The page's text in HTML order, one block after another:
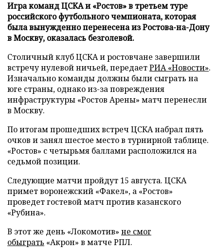
Игра команд ЦСКА и «Ростов» в третьем туре
российского футбольного чемпионата, которая
была вынужденно перенесена из Ростова-на-Дону
в Москву, оказалась безголевой.
Столичный клуб ЦСКА и ростовчане завершили
встречу нулевой ничьей, передаетРИА «Новости».
Изначально команды должны были сыграть на
юге страны, однако из-за повреждения
инфраструктуры «Ростов Арены» матч перенесли
в Москву.
По итогам прошедших встреч ЦСКА набрал пять
очков и занял шестое место в турнирной таблице.
«Ростов» с четырьмя баллами расположился на
седьмой позиции.
Следующие матчи пройдут 15 августа. ЦСКА
примет воронежский «Факел», а «Ростов»
проведет гостевой матч против казанского
«Рубина».
В этот же день «Локомотив» не смог
обыграть «Акрон» в матче РПЛ.